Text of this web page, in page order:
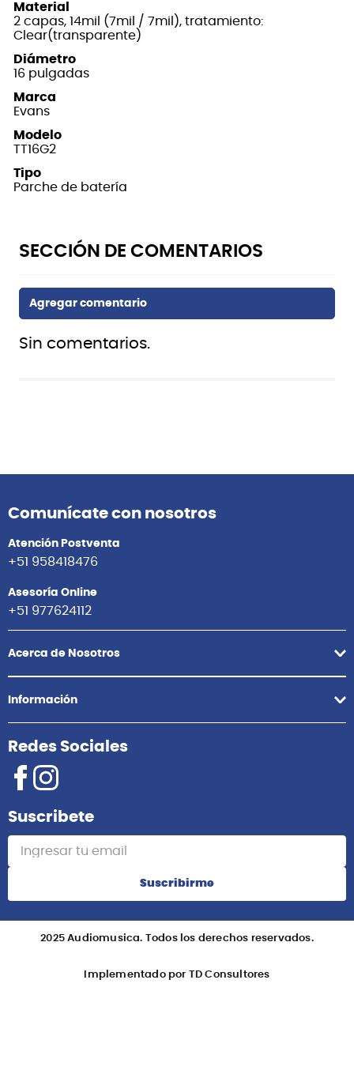
Material
2 capas, 14mil (7mil / 7mil), tratamiento:
Clear(transparente)
Diámetro
16 pulgadas
Marca
Evans
Modelo
TT16G2
Tipo
Parche de batería
Sin comentarios.
Comunícate con nosotros
Atención Postventa
+51 958418476
Asesoría Online
+51 977624112
Acerca de Nosotros
Información
Redes Sociales
Suscribete
Suscribirme
2025 Audiomusica. Todos los derechos reservados.
Implementado por TD Consultores